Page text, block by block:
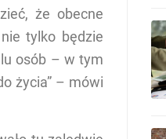
że obecne
tylko będzie
osób – w tym
życia” – mówi